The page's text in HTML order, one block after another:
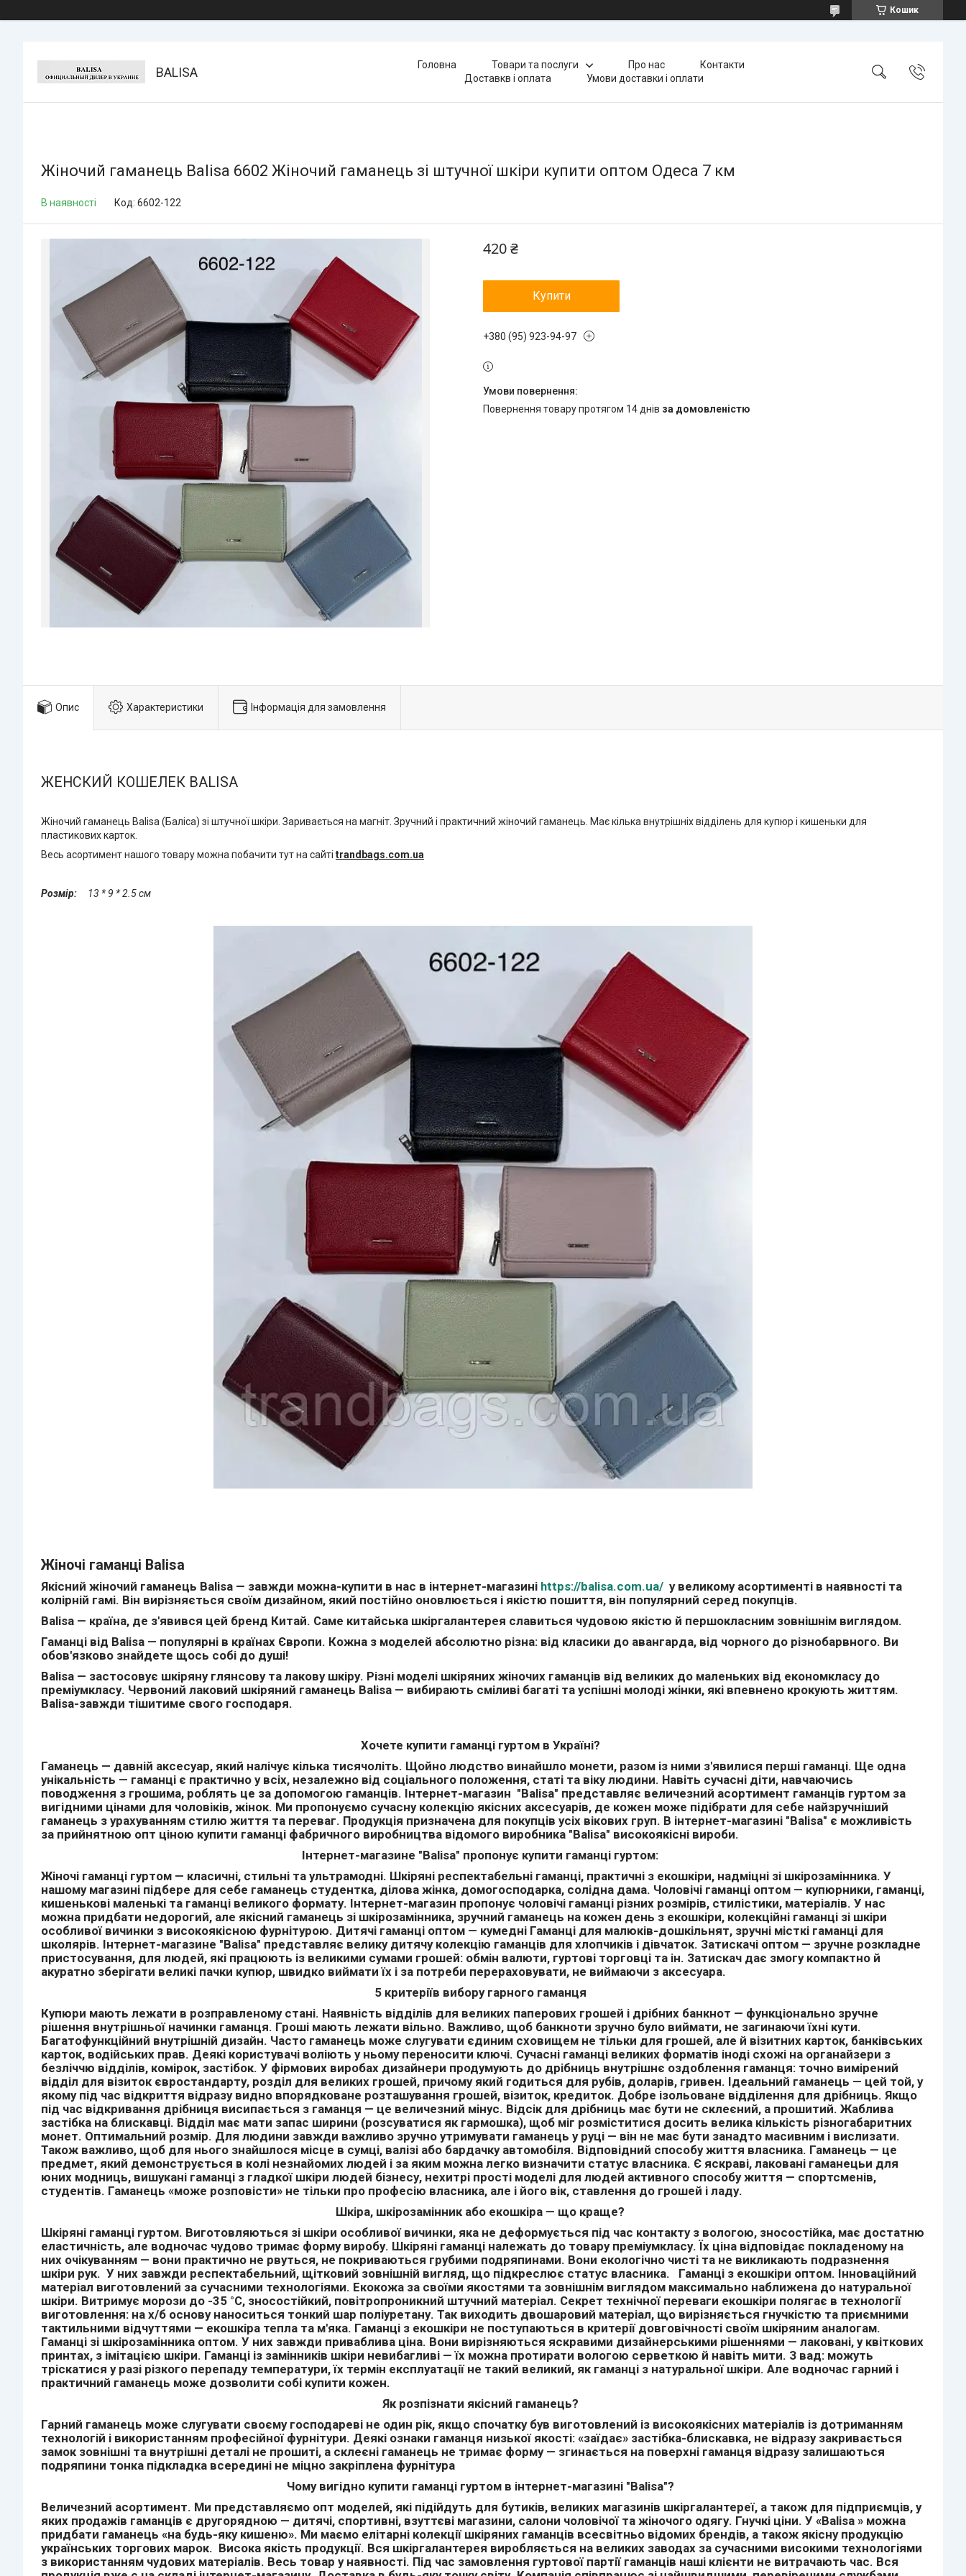
Кошик
BALISA Головна Товари та послуги Про нас
Контакти
Доставкв і оплата
Умови доставки і оплати
Жіночий гаманець Balisa 6602 Жіночий гаманець зі штучної шкіри купити оптом Одеса 7 км
В наявності Код: 6602-122
420 ₴
Купити
+380 (95) 923-94-97
повернення товару протягом 14 днів за домовленістю
Опис Характеристики Інформація для замовлення
ЖЕНСКИЙ КОШЕЛЕК BALISA
Жіночий гаманець Balisa (Баліса) зі штучної шкіри. Заривається на магніт. Зручний і практичний жіночий гаманець. Має кілька внутрішніх відділень для купюр і кишеньки для
пластикових карток.
Весь асортимент нашого товару можна побачити тут на сайті trandbags.com.ua
Розмір: 13 * 9 * 2.5 см
Жіночі гаманці Balisa
Якісний жіночий гаманець Balisa — завжди можна-купити в нас в інтернет-магазині https://balisa.com.ua/ у великому асортименті в наявності та
колірній гамі. Він вирізняється своїм дизайном, який постійно оновлюється і якістю пошиття, він популярний серед покупців.
Balisa — країна, де з'явився цей бренд Китай. Саме китайська шкіргалантерея славиться чудовою якістю й першокласним зовнішнім виглядом.
Гаманці від Balisa — популярні в країнах Європи. Кожна з моделей абсолютно різна: від класики до авангарда, від чорного до різнобарвного. Ви
обов'язково знайдете щось собі до душі!
Balisa — застосовує шкіряну глянсову та лакову шкіру. Різні моделі шкіряних жіночих гаманців від великих до маленьких від економкласу до
преміумкласу. Червоний лаковий шкіряний гаманець Balisa — вибирають сміливі багаті та успішні молоді жінки, які впевнено крокують життям.
Balisa-завжди тішитиме свого господаря.
Хочете купити гаманці гуртом в Україні?
Гаманець — давній аксесуар, який налічує кілька тисячоліть. Щойно людство винайшло монети, разом із ними з'явилися перші гаманці. Ще одна
унікальність — гаманці є практично у всіх, незалежно від соціального положення, статі та віку людини. Навіть сучасні діти, навчаючись
поводження з грошима, роблять це за допомогою гаманців. Інтернет-магазин "Balisa" представляє величезний асортимент гаманців гуртом за
вигідними цінами для чоловіків, жінок. Ми пропонуємо сучасну колекцію якісних аксесуарів, де кожен може підібрати для себе найзручніший
гаманець з урахуванням стилю життя та переваг. Продукція призначена для покупців усіх вікових груп. В інтернет-магазині "Balisa" є можливість
за прийнятною опт ціною купити гаманці фабричного виробництва відомого виробника "Balisa" високоякісні вироби.
Інтернет-магазине "Balisa" пропонує купити гаманці гуртом:
Жіночі гаманці гуртом — класичні, стильні та ультрамодні. Шкіряні респектабельні гаманці, практичні з екошкіри, надміцні зі шкірозамінника. У
нашому магазині підбере для себе гаманець студентка, ділова жінка, домогосподарка, солідна дама. Чоловічі гаманці оптом — купюрники, гаманці,
кишенькові маленькі та гаманці великого формату. Інтернет-магазин пропонує чоловічі гаманці різних розмірів, стилістики, матеріалів. У нас
можна придбати недорогий, але якісний гаманець зі шкірозамінника, зручний гаманець на кожен день з екошкіри, колекційні гаманці зі шкіри
особливої вичинки з високоякісною фурнітурою. Дитячі гаманці оптом — кумедні Гаманці для малюків-дошкільнят, зручні місткі гаманці для
школярів. Інтернет-магазине "Balisa" представляє велику дитячу колекцію гаманців для хлопчиків і дівчаток. Затискачі оптом — зручне розкладне
пристосування, для людей, які працюють із великими сумами грошей: обмін валюти, гуртові торговці та ін. Затискач дає змогу компактно й
акуратно зберігати великі пачки купюр, швидко виймати їх і за потреби перераховувати, не виймаючи з аксесуара.
5 критеріїв вибору гарного гаманця
Купюри мають лежати в розправленому стані. Наявність відділів для великих паперових грошей і дрібних банкнот — функціонально зручне
рішення внутрішньої начинки гаманця. Гроші мають лежати вільно. Важливо, щоб банкноти зручно було виймати, не загинаючи їхні кути.
Багатофункційний внутрішній дизайн. Часто гаманець може слугувати єдиним сховищем не тільки для грошей, але й візитних карток, банківських
карток, водійських прав. Деякі користувачі воліють у ньому переносити ключі. Сучасні гаманці великих форматів іноді схожі на органайзери з
безліччю відділів, комірок, застібок. У фірмових виробах дизайнери продумують до дрібниць внутрішнє оздоблення гаманця: точно вимірений
відділ для візиток євростандарту, розділ для великих грошей, причому який годиться для рубів, доларів, гривен. Ідеальний гаманець — цей той, у
якому під час відкриття відразу видно впорядковане розташування грошей, візиток, кредиток. Добре ізольоване відділення для дрібниць. Якщо
під час відкривання дрібниця висипається з гаманця — це величезний мінус. Відсік для дрібниць має бути не склеєний, а прошитий. Жаблива
застібка на блискавці. Відділ має мати запас ширини (розсуватися як гармошка), щоб міг розміститися досить велика кількість різногабаритних
монет. Оптимальний розмір. Для людини завжди важливо зручно утримувати гаманець у руці — він не має бути занадто масивним і вислизати.
Також важливо, щоб для нього знайшлося місце в сумці, валізі або бардачку автомобіля. Відповідний способу життя власника. Гаманець — це
предмет, який демонструється в колі незнайомих людей і за яким можна легко визначити статус власника. Є яскраві, лаковані гаманецьи для
юних модниць, вишукані гаманці з гладкої шкіри людей бізнесу, нехитрі прості моделі для людей активного способу життя — спортсменів,
студентів. Гаманець «може розповісти» не тільки про професію власника, але і його вік, ставлення до грошей і ладу.
Шкіра, шкірозамінник або екошкіра — що краще?
Шкіряні гаманці гуртом. Виготовляються зі шкіри особливої вичинки, яка не деформується під час контакту з вологою, зносостійка, має достатню
еластичність, але водночас чудово тримає форму виробу. Шкіряні гаманці належать до товару преміумкласу. Їх ціна відповідає покладеному на
них очікуванням — вони практично не рвуться, не покриваються грубими подряпинами. Вони екологічно чисті та не викликають подразнення
шкіри рук. У них завжди респектабельний, щітковий зовнішній вигляд, що підкреслює статус власника. Гаманці з екошкіри оптом. Інноваційний
матеріал виготовлений за сучасними технологіями. Екокожа за своїми якостями та зовнішнім виглядом максимально наближена до натуральної
шкіри. Витримує морози до -35 °C, зносостійкий, повітропроникний штучний матеріал. Секрет технічної переваги екошкіри полягає в технології
виготовлення: на х/б основу наноситься тонкий шар поліуретану. Так виходить двошаровий матеріал, що вирізняється гнучкістю та приємними
тактильними відчуттями — екошкіра тепла та м'яка. Гаманці з екошкіри не поступаються в критерії довговічності своїм шкіряним аналогам.
Гаманці зі шкірозамінника оптом. У них завжди приваблива ціна. Вони вирізняються яскравими дизайнерськими рішеннями — лаковані, у квіткових
принтах, з імітацією шкіри. Гаманці із замінників шкіри невибагливі — їх можна протирати вологою серветкою й навіть мити. З вад: можуть
тріскатися у разі різкого перепаду температури, їх термін експлуатації не такий великий, як гаманці з натуральної шкіри. Але водночас гарний і
практичний гаманець може дозволити собі купити кожен.
Як розпізнати якісний гаманець?
Гарний гаманець може слугувати своєму господареві не один рік, якщо спочатку був виготовлений із високоякісних матеріалів із дотриманням
технологій і використанням професійної фурнітури. Деякі ознаки гаманця низької якості: «заїдає» застібка-блискавка, не відразу закривається
замок зовнішні та внутрішні деталі не прошиті, а склеєні гаманець не тримає форму — згинається на поверхні гаманця відразу залишаються
подряпини тонка підкладка всередині не міцно закріплена фурнітура
Чому вигідно купити гаманці гуртом в інтернет-магазині "Balisa"?
Величезний асортимент. Ми представляємо опт моделей, які підійдуть для бутиків, великих магазинів шкіргалантереї, а також для підприємців, у
яких продажів гаманців є другорядною — дитячі, спортивні, взуттєві магазини, салони чоловічої та жіночого одягу. Гнучкі ціни. У «Balisa » можна
придбати гаманець «на будь-яку кишеню». Ми маємо елітарні колекції шкіряних гаманців всесвітньо відомих брендів, а також якісну продукцію
українських торгових марок. Висока якість продукції. Вся шкіргалантерея виробляється на великих заводах за сучасними високими технологіями
з використанням чудових матеріалів. Весь товар у наявності. Під час замовлення гуртової партії гаманців наші клієнти не витрачають час. Вся